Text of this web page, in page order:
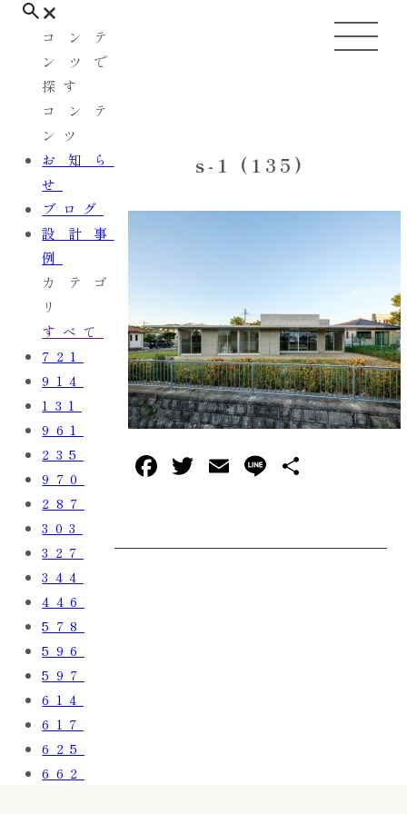
コンテ
ンツで
探す
コンテ
ンツ
お知ら
せ
ブログ
設計事
例
カテゴ
リ
すべて
721
914
131
961
235
970
287
303
327
344
446
578
596
597
614
617
625
662
s-1 (135)
F
e
T
te
E
l
L